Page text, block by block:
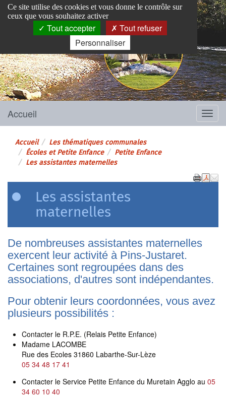
Pins-Justaret
Site officiel de la mairie
Menu
Accueil
Accueil
Les thématiques communales
Écoles et Petite Enfance
Petite Enfance
Les assistantes maternelles
Les assistantes
maternelles
De nombreuses assistantes maternelles
exercent leur activité à Pins-Justaret.
Certaines sont regroupées dans des
associations, d'autres sont indépendantes.
Pour obtenir leurs coordonnées, vous avez
plusieurs possibilités :
Contacter le R.P.E. (Relais Petite Enfance)
Madame LACOMBE
Rue des Ecoles 31860 Labarthe-Sur-Lèze
05 34 48 17 41
Contacter le Service Petite Enfance du Muretain Agglo au 05
34 60 10 40
Panneau de gestion des cookies
Ce site utilise des cookies et vous donne le contrôle sur
ceux que vous souhaitez activer
Tout accepter
Tout refuser
Personnaliser